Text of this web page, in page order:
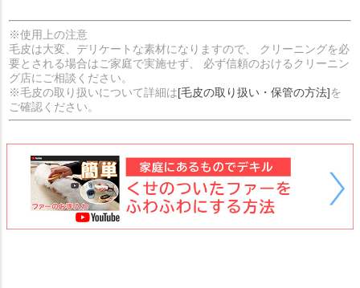
※使用上の注意
毛皮は大変、デリケートな素材になりますので、 クリーニングを必
要とされる場合はご家庭で実施せず、 必ず信頼のおけるクリーニン
グ店にご相談ください。
※毛皮の取り扱いについて詳細は[毛皮の取り扱い・保管の方法]を
ご確認ください。